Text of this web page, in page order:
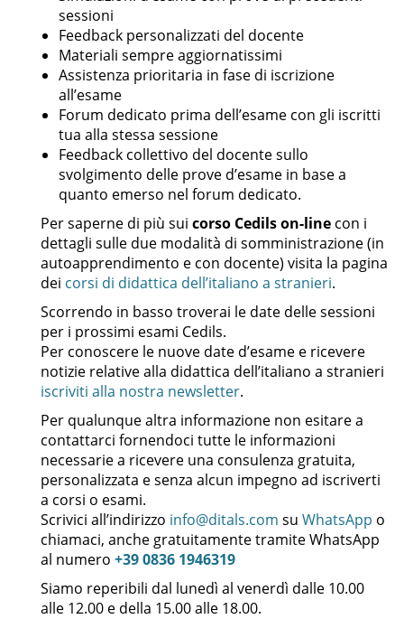
sessioni
Feedback personalizzati del docente
Materiali sempre aggiornatissimi
Assistenza prioritaria in fase di iscrizione
all’esame
Forum dedicato prima dell’esame con gli iscritti
tua alla stessa sessione
Feedback collettivo del docente sullo
svolgimento delle prove d’esame in base a
quanto emerso nel forum dedicato.
Per saperne di più sui corso Cedils on-line con i
dettagli sulle due modalità di somministrazione (in
autoapprendimento e con docente) visita la pagina
dei corsi di didattica dell’italiano a stranieri.
Scorrendo in basso troverai le date delle sessioni
per i prossimi esami Cedils.
Per conoscere le nuove date d’esame e ricevere
notizie relative alla didattica dell’italiano a stranieri
iscriviti alla nostra newsletter.
Per qualunque altra informazione non esitare a
contattarci fornendoci tutte le informazioni
necessarie a ricevere una consulenza gratuita,
personalizzata e senza alcun impegno ad iscriverti
a corsi o esami.
Scrivici all’indirizzo info@ditals.com su WhatsApp o
chiamaci, anche gratuitamente tramite WhatsApp
al numero +39 0836 1946319
Siamo reperibili dal lunedì al venerdì dalle 10.00
alle 12.00 e della 15.00 alle 18.00.